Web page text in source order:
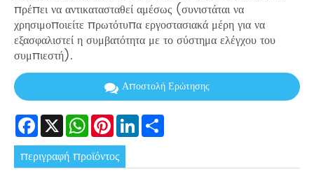
πρέπει να αντικατασταθεί αμέσως (συνιστάται να
χρησιμοποιείτε πρωτότυπα εργοστασιακά μέρη για να
εξασφαλιστεί η συμβατότητα με το σύστημα ελέγχου του
συμπιεστή).
Αποστολή Ερώτησης
Facebook
X WhatsApp
Pinterest
LinkedIn
περιγραφή προϊόντος